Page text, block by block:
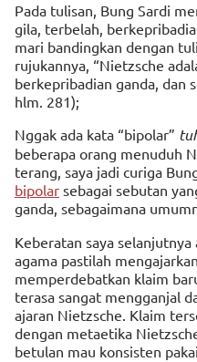
Pada tulisan, Bung Sardi
gila, terbelah,
mari bandingkan dengan
rujukannya, “Nietzsche
berkepribadian ganda, dan
hlm. 281);
Nggak ada kata “bipolar”
beberapa orang menuduh
terang, saya jadi curiga
bipolar sebagai sebutan
ganda, sebagaimana
Keberatan saya
agama pastilah
memperdebatkan klaim
terasa sangat mengganjal
ajaran Nietzsche. Klaim
dengan metaetika
betulan mau konsisten